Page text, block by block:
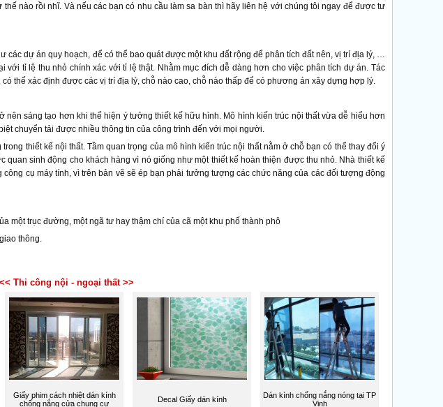
nào rồi nhĩ. Và nếu các bạn có nhu cầu làm sa bàn thì hãy liên hệ với chúng tôi ngay để được tư
các dự án quy hoạch, để có thể bao quát được một khu đất rộng để phân tích đất nên, vị trí địa lý, …
với tỉ lệ thu nhỏ chính xác với tỉ lệ thật. Nhằm mục đích dễ dàng hơn cho việc phân tích dự án. Tác
thể xác định được các vị trí địa lý, chỗ nào cao, chỗ nào thấp để có phương án xây dựng hợp lý.
nên sáng tạo hơn khi thể hiện ý tưởng thiết kế hữu hình. Mô hình kiến trúc nội thất vừa dễ hiểu hơn
chuyển tải được nhiều thông tin của công trình đến với mọi người.
thiết kế nội thất. Tầm quan trọng của mô hình kiến trúc nội thất nằm ở chỗ bạn có thể thay đổi ý
sinh động cho khách hàng vì nó giống như một thiết kế hoàn thiện được thu nhỏ. Nhà thiết kế
cụ máy tính, vì trên bản vẽ sẽ ép bạn phải tưởng tượng các chức năng của các đối tượng động
một trục đường, một ngã tư hay thậm chí của cã một khu phố thành phô
thông.
<< Thi công nội - ngoại thất >>
Giấy phim cách nhiệt dán kính
chống nắng cửa chung cư
Decal Giấy dán kính
Dán kính chống nắng nóng tại TP
Vinh